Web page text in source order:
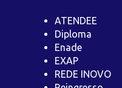
ATENDEE
Diploma
Enade
EXAP
REDE INOVO